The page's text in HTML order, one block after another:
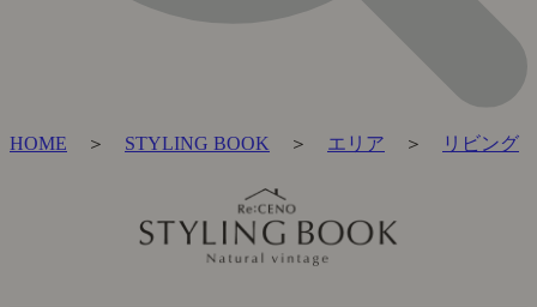
HOME ＞ STYLING BOOK ＞ エリア ＞ リビング